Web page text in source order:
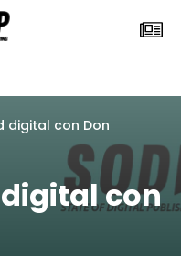
digital con Don
con